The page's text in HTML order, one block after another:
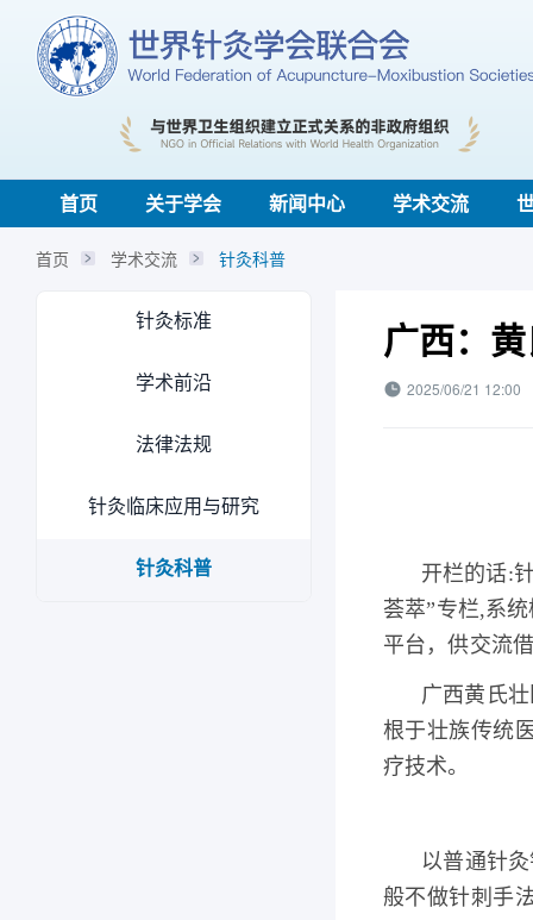
首页 关于学会 新闻中心 学术交流
首页 学术交流 针灸科普
针灸标准
学术前沿
法律法规
针灸临床应用与研究
针灸科普
广西：
2025/06/21 12:00
开栏的话:
荟萃”专栏,系
平台，供交流
广西黄氏
根于壮族传统
疗技术。
以普通针
般不做针刺手